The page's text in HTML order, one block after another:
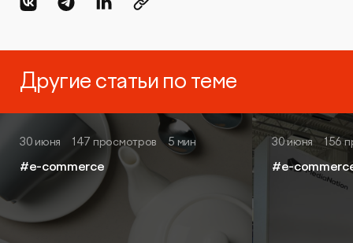
Другие статьи по теме
30 июня 147 просмотров 5 мин
#e-commerce
30 июня 156
#e-